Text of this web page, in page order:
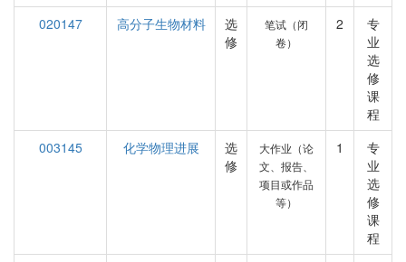
020147
高分子生物材料
选
修
笔试（闭
卷）
2
专
业
选
修
课
程
003145
化学物理进展
选
修
大作业（论
文、报告、
项目或作品
等）
1
专
业
选
修
课
程